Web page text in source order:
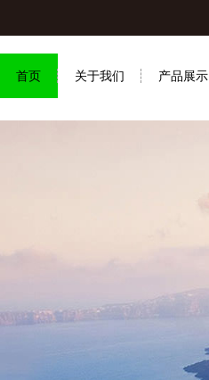
首页 关于我们 产品展示
联系我们